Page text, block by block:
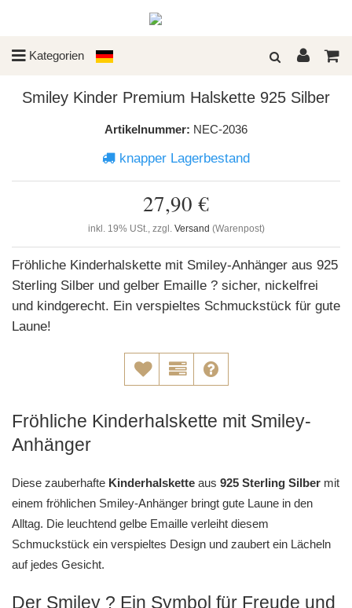
Kategorien
Smiley Kinder Premium Halskette 925 Silber
Artikelnummer: NEC-2036
knapper Lagerbestand
27,90 €
inkl. 19% USt., zzgl. Versand (Warenpost)
Fröhliche Kinderhalskette mit Smiley-Anhänger aus 925
Sterling Silber und gelber Emaille ? sicher, nickelfrei
und kindgerecht. Ein verspieltes Schmuckstück für gute
Laune!
Fröhliche Kinderhalskette mit Smiley-
Anhänger
Diese zauberhafte Kinderhalskette aus 925 Sterling Silber mit
einem fröhlichen Smiley-Anhänger bringt gute Laune in den
Alltag. Die leuchtend gelbe Emaille verleiht diesem
Schmuckstück ein verspieltes Design und zaubert ein Lächeln
auf jedes Gesicht.
Der Smiley ? Ein Symbol für Freude und